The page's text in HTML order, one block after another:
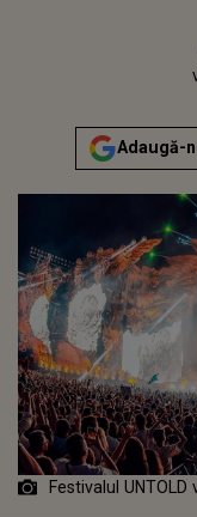
Adaugă-
Festivalul UNTOLD